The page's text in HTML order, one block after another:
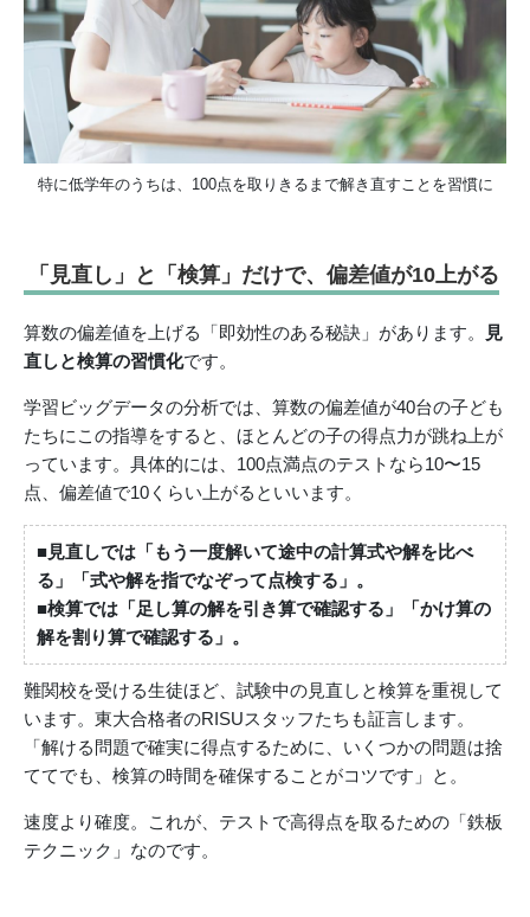
特に低学年のうちは、100点を取りきるまで解き直すことを習慣に
「見直し」と「検算」だけで、偏差値が10上がる
算数の偏差値を上げる「即効性のある秘訣」があります。
見
直しと検算の習慣化です。
学習ビッグデータの分析では、算数の偏差値が40台の子ども
たちにこの指導をすると、ほとんどの子の得点力が跳ね上が
っています。具体的には、100点満点のテストなら10〜15
点、偏差値で10くらい上がるといいます。
■見直しでは「もう一度解いて途中の計算式や解を比べ
る」「式や解を指でなぞって点検する」。
■検算では「足し算の解を引き算で確認する」「かけ算の
解を割り算で確認する」。
難関校を受ける生徒ほど、試験中の見直しと検算を重視して
います。東大合格者のRISUスタッフたちも証言します。
「解ける問題で確実に得点するために、いくつかの問題は捨
ててでも、検算の時間を確保することがコツです」と。
速度より確度。これが、テストで高得点を取るための「鉄板
テクニック」なのです。